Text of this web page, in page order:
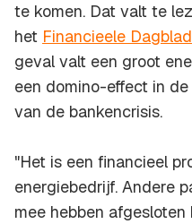
te komen. Dat valt te
het Financieele Dagblad
geval valt een groot
een domino-effect in
van de bankencrisis.
"Het is een financieel
energiebedrijf. Andere
mee hebben